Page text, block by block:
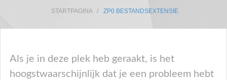
STARTPAGINA ZP0 BESTANDSEXTENSIE
Als je in deze plek heb geraakt, is het
hoogstwaarschijnlijk dat je een probleem hebt